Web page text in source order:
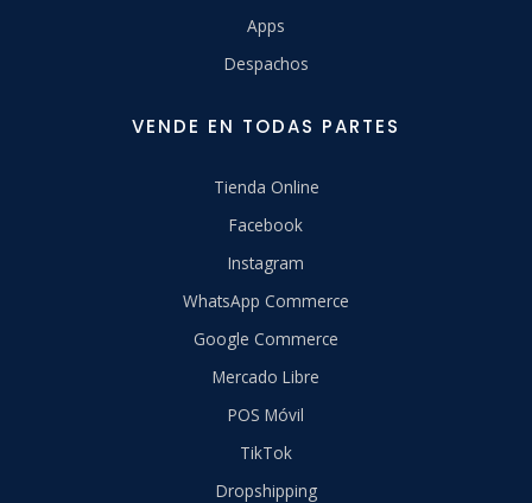
Apps
Despachos
VENDE EN TODAS PARTES
Tienda Online
Facebook
Instagram
WhatsApp Commerce
Google Commerce
Mercado Libre
POS Móvil
TikTok
Dropshipping